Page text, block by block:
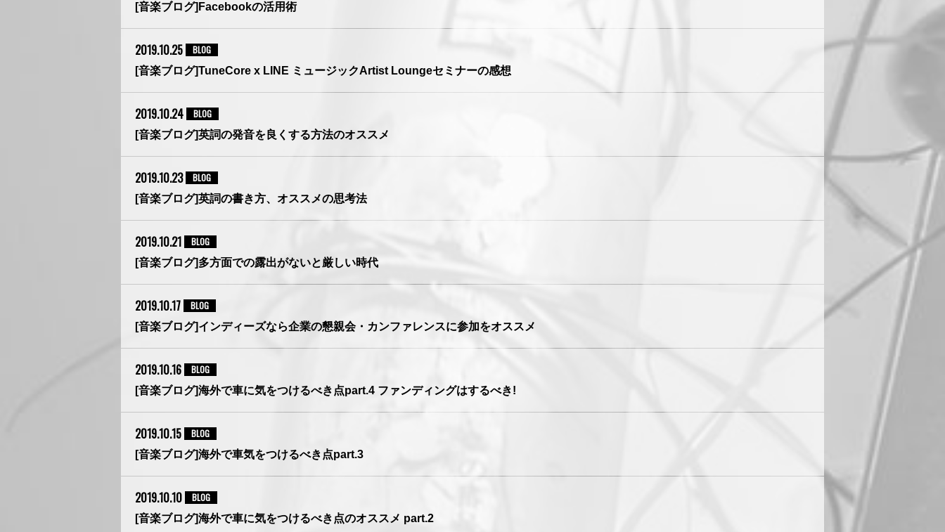
[音楽ブログ]Facebookの活用術
2019.10.25
BLOG
[音楽ブログ]TuneCore x LINE ミュージックArtist Loungeセミナーの感想
2019.10.24
BLOG
[音楽ブログ]英詞の発音を良くする方法のオススメ
2019.10.23
BLOG
[音楽ブログ]英詞の書き方、オススメの思考法
2019.10.21
BLOG
[音楽ブログ]多方面での露出がないと厳しい時代
2019.10.17
BLOG
[音楽ブログ]インディーズなら企業の懇親会・カンファレンスに参加をオススメ
2019.10.16
BLOG
[音楽ブログ]海外で車に気をつけるべき点part.4 ファンディングはするべき!
2019.10.15
BLOG
[音楽ブログ]海外で車気をつけるべき点part.3
2019.10.10
BLOG
[音楽ブログ]海外で車に気をつけるべき点のオススメ part.2